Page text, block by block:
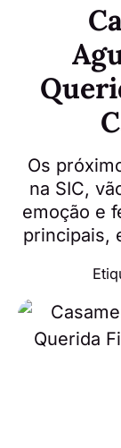
Os
na SIC,
emoção e
principais,